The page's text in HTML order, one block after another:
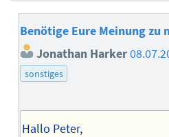
Benötige Eure Meinung zu
Jonathan Harker
sonstiges
Hallo Peter,